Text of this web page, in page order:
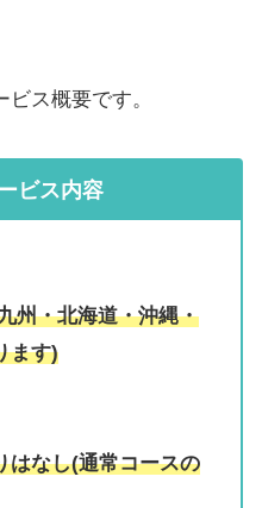
ス概要です。
ビス内容
州・北海道・沖縄・
ます)
はなし(通常コースの